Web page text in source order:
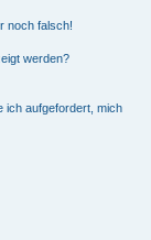
noch falsch!
werden?
ich aufgefordert, mich